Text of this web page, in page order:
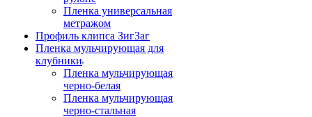
Пленка универсальная
метражом
Профиль клипса ЗигЗаг
Пленка мульчирующая для
клубники
Пленка мульчирующая
черно-белая
Пленка мульчирующая
черно-стальная